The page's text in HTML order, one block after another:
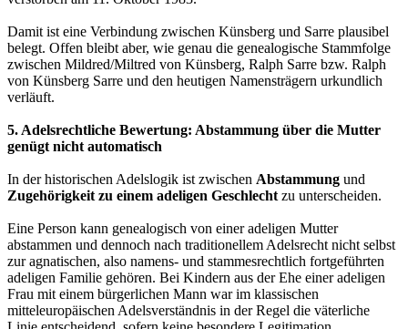
Damit ist eine Verbindung zwischen Künsberg und Sarre plausibel
belegt. Offen bleibt aber, wie genau die genealogische Stammfolge
zwischen Mildred/Miltred von Künsberg, Ralph Sarre bzw. Ralph
von Künsberg Sarre und den heutigen Namensträgern urkundlich
verläuft.
5. Adelsrechtliche Bewertung: Abstammung über die Mutter
genügt nicht automatisch
In der historischen Adelslogik ist zwischen Abstammung und
Zugehörigkeit zu einem adeligen Geschlecht zu unterscheiden.
Eine Person kann genealogisch von einer adeligen Mutter
abstammen und dennoch nach traditionellem Adelsrecht nicht selbst
zur agnatischen, also namens- und stammesrechtlich fortgeführten
adeligen Familie gehören. Bei Kindern aus der Ehe einer adeligen
Frau mit einem bürgerlichen Mann war im klassischen
mitteleuropäischen Adelsverständnis in der Regel die väterliche